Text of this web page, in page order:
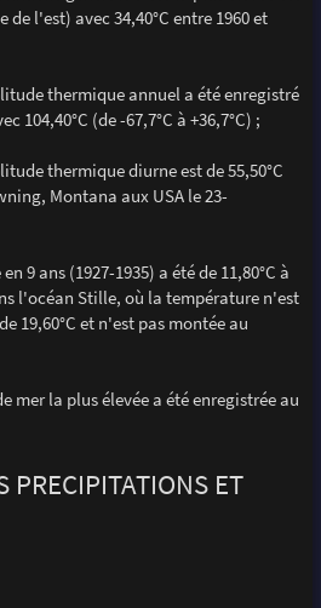
l'est) avec 34,40°C entre 1960 et
thermique annuel a été enregistré
104,40°C (de -67,7°C à +36,7°C) ;
thermique diurne est de 55,50°C
Montana aux USA le 23-
9 ans (1927-1935) a été de 11,80°C à
l'océan Stille, où la température n'est
19,60°C et n'est pas montée au
mer la plus élevée a été enregistrée au
PRECIPITATIONS ET